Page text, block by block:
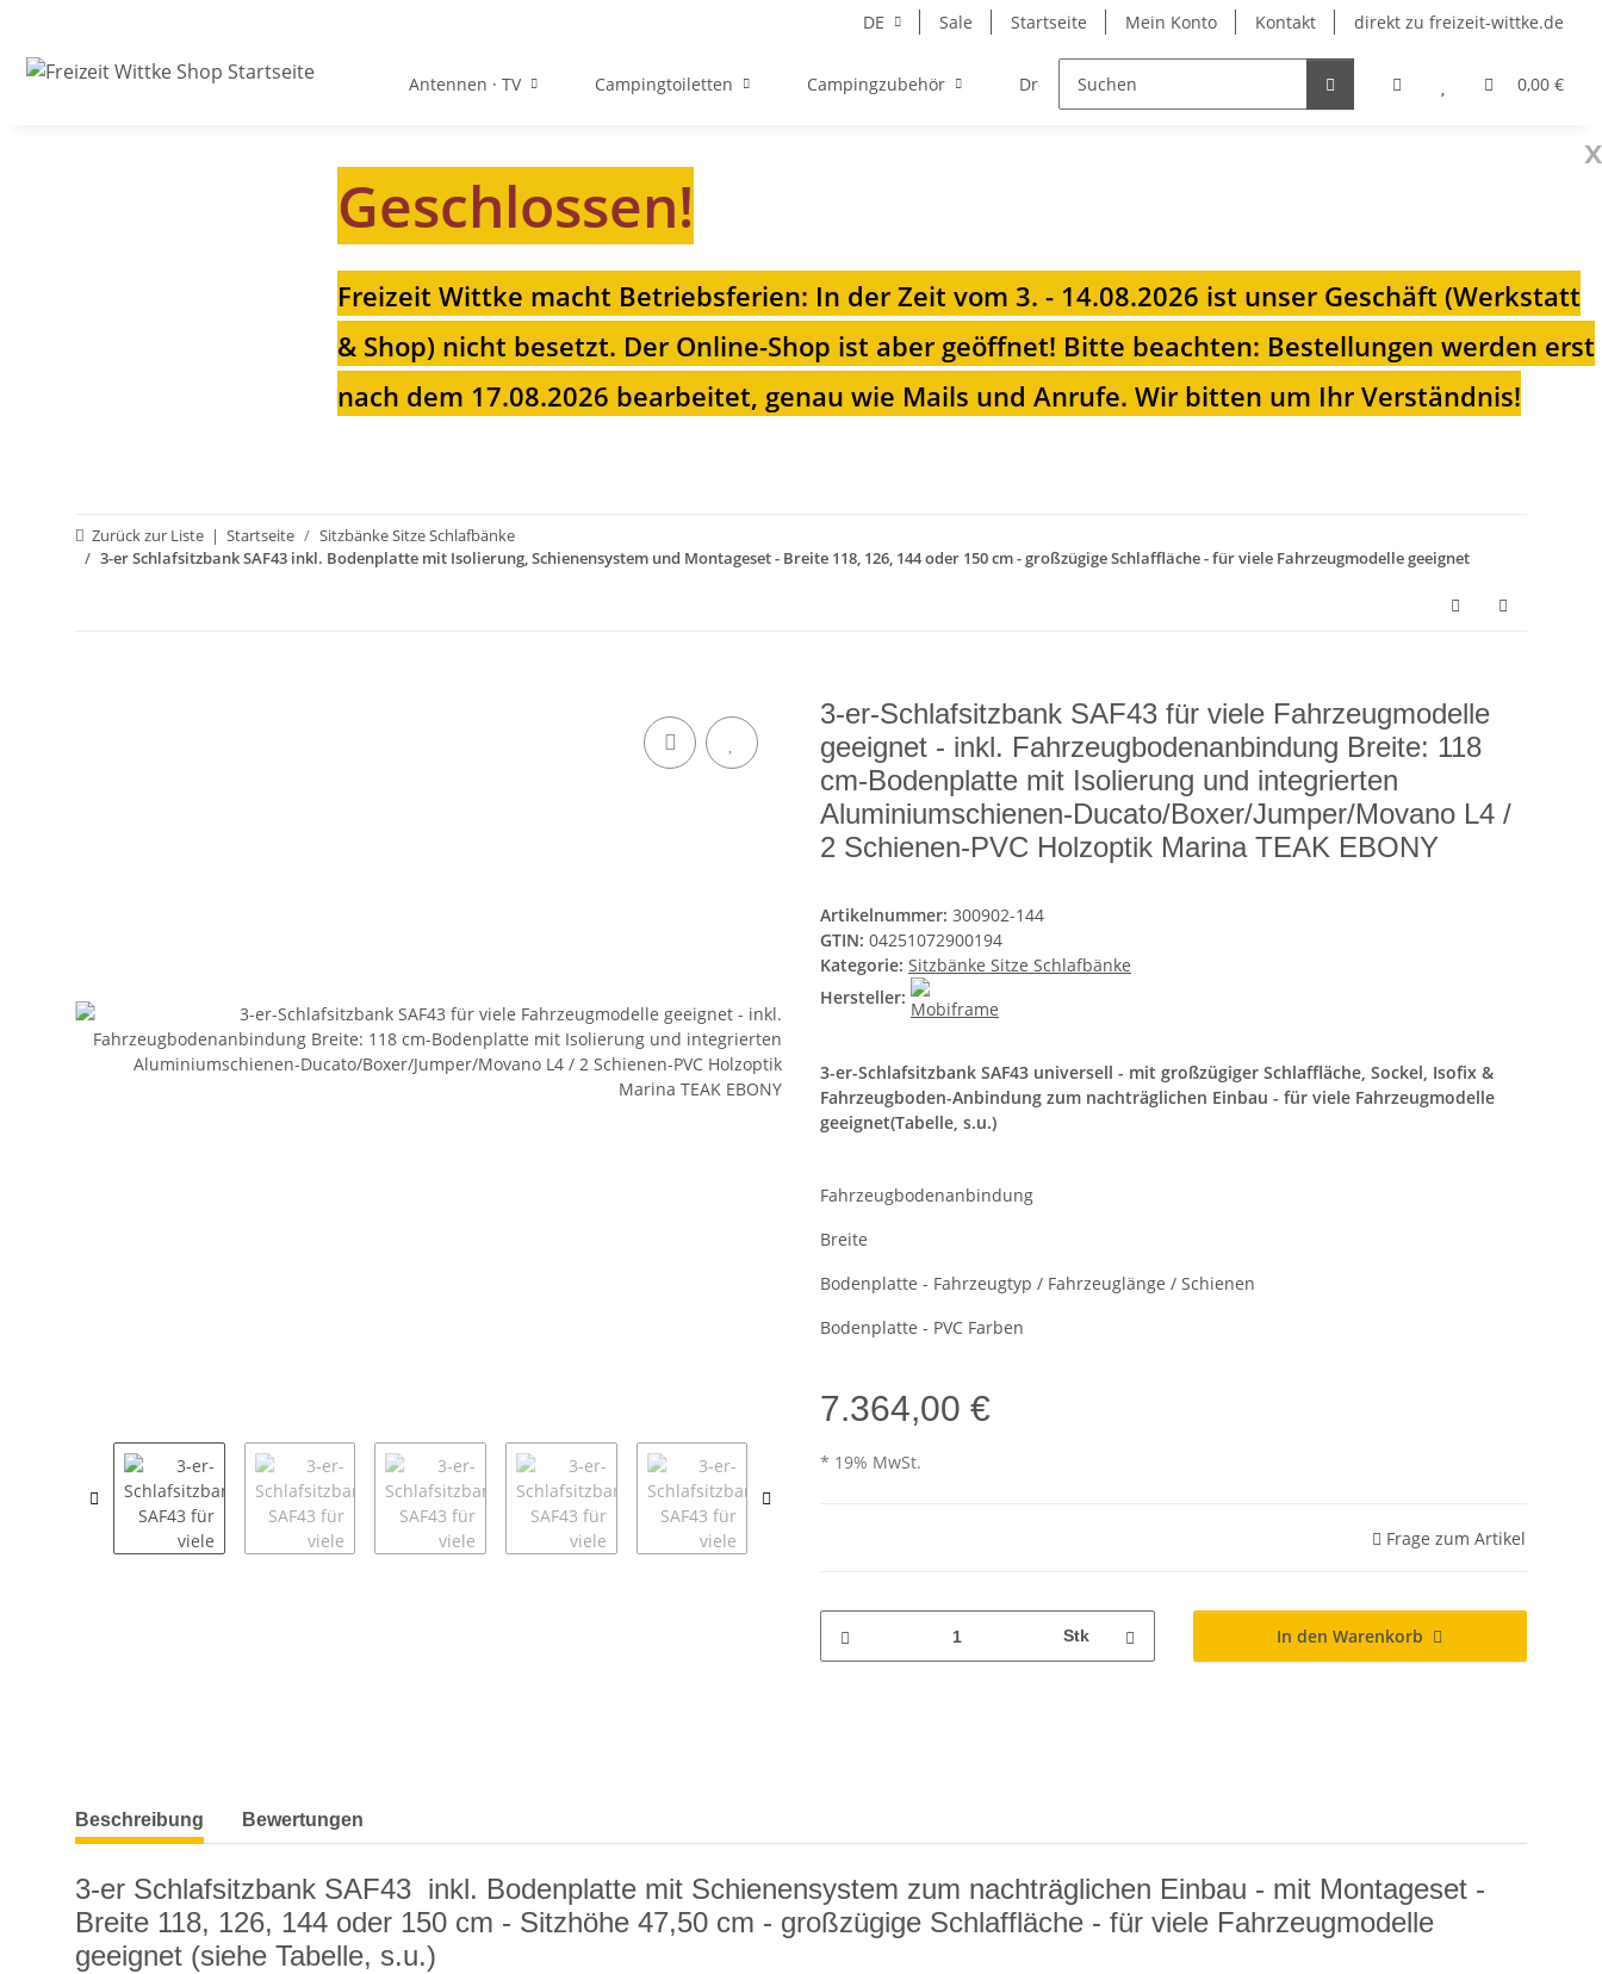
DE Sale Startseite Mein Konto Kontakt direkt zu freizeit-wittke.de
0,00 €
Antennen · TV Campingtoiletten Campingzubehör Drehkonsolen Heizungen für Ihren
x
Geschlossen!
Freizeit Wittke macht Betriebsferien: In der Zeit vom 3. - 14.08.2026 ist unser Geschäft (Werkstatt
& Shop) nicht besetzt. Der Online-Shop ist aber geöffnet! Bitte beachten: Bestellungen werden erst
nach dem 17.08.2026 bearbeitet, genau wie Mails und Anrufe. Wir bitten um Ihr Verständnis!
Zurück zur Liste Startseite
Sitzbänke Sitze Schlafbänke
3-er Schlafsitzbank SAF43 inkl. Bodenplatte mit Isolierung, Schienensystem und Montageset - Breite 118, 126, 144 oder 150 cm - großzügige Schlaffläche - für viele Fahrzeugmodelle geeignet
3-er-Schlafsitzbank SAF43 für viele Fahrzeugmodelle
geeignet - inkl. Fahrzeugbodenanbindung Breite: 118
cm-Bodenplatte mit Isolierung und integrierten
Aluminiumschienen-Ducato/Boxer/Jumper/Movano L4 /
2 Schienen-PVC Holzoptik Marina TEAK EBONY
Artikelnummer: 300902-144
GTIN: 04251072900194
Kategorie: Sitzbänke Sitze Schlafbänke
Hersteller:
3-er-Schlafsitzbank SAF43 universell - mit großzügiger Schlaffläche, Sockel, Isofix &
Fahrzeugboden-Anbindung zum nachträglichen Einbau - für viele Fahrzeugmodelle
geeignet(Tabelle, s.u.)
Fahrzeugbodenanbindung
Breite
Bodenplatte - Fahrzeugtyp / Fahrzeuglänge / Schienen
Bodenplatte - PVC Farben
7.364,00 €
* 19% MwSt.
Frage zum Artikel
Stk In den Warenkorb
weitere Registerkarten anzeigen
Beschreibung Bewertungen
3-er Schlafsitzbank SAF43 inkl. Bodenplatte mit Schienensystem zum nachträglichen Einbau - mit Montageset -
Breite 118, 126, 144 oder 150 cm - Sitzhöhe 47,50 cm - großzügige Schlaffläche - für viele Fahrzeugmodelle
geeignet (siehe Tabelle, s.u.)